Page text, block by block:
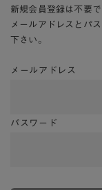
新規会員登録は不要で
メールアドレスとパ
下さい。
メールアドレス
パスワード